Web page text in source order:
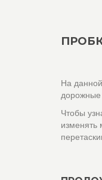
На
дорожные
Чтобы
изменять